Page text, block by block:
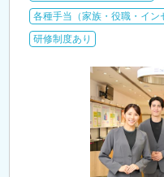
各種手当（家族・役職・イン
研修制度あり